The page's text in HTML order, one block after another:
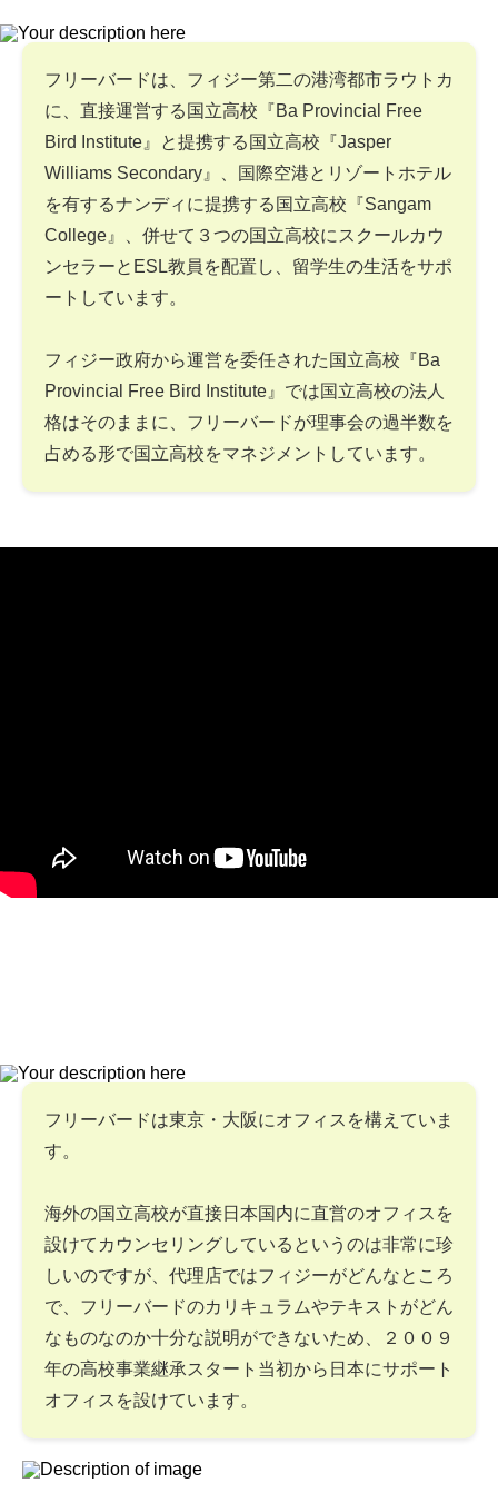
フリーバードは、フィジー第二の港湾都市ラウトカ
に、直接運営する国立高校『Ba Provincial Free
Bird Institute』と提携する国立高校『Jasper
Williams Secondary』、国際空港とリゾートホテル
を有するナンディに提携する国立高校『Sangam
College』、併せて３つの国立高校にスクールカウ
ンセラーとESL教員を配置し、留学生の生活をサポ
ートしています。
フィジー政府から運営を委任された国立高校『Ba
Provincial Free Bird Institute』では国立高校の法人
格はそのままに、フリーバードが理事会の過半数を
占める形で国立高校をマネジメントしています。
フリーバードは東京・大阪にオフィスを構えていま
す。
海外の国立高校が直接日本国内に直営のオフィスを
設けてカウンセリングしているというのは非常に珍
しいのですが、代理店ではフィジーがどんなところ
で、フリーバードのカリキュラムやテキストがどん
なものなのか十分な説明ができないため、２００９
年の高校事業継承スタート当初から日本にサポート
オフィスを設けています。